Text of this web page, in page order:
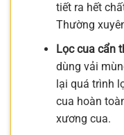
tiết ra hết
Thường
Lọc cua cẩn
dùng vải
lại quá trình
cua hoàn
xương cua.